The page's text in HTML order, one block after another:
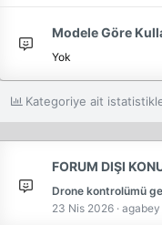
Modele Göre
Yok
Kategoriye ait
FORUM DIŞI
Drone kontrolümü
23 Nis 2026 agabey